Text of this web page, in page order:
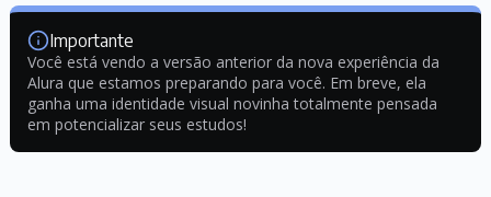
Importante
Você está vendo a versão anterior da nova experiência da
Alura que estamos preparando para você. Em breve, ela
ganha uma identidade visual novinha totalmente pensada
em potencializar seus estudos!